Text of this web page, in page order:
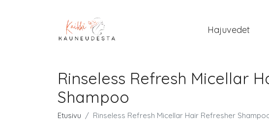
Hajuvedet
Rinseless Refresh Micellar
Shampoo
Etusivu Rinseless Refresh Micellar Hair Refresher